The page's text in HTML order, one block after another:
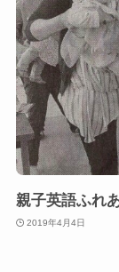
親子英語ふれ
2019年4月4日